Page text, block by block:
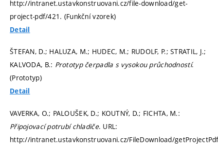
http://intranet.ustavkonstruovani.cz/file-download/get-
project-pdf/421. (Funkční vzorek)
Detail
ŠTEFAN, D.; HALUZA, M.; HUDEC, M.; RUDOLF, P.; STRATIL, J.;
KALVODA, B.: Prototyp čerpadla s vysokou průchodností.
(Prototyp)
Detail
VAVERKA, O.; PALOUŠEK, D.; KOUTNÝ, D.; FICHTA, M.:
Připojovací potrubí chladiče. URL:
http://intranet.ustavkonstruovani.cz/FileDownload/